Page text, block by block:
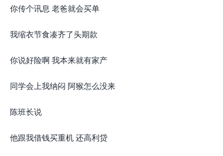
你传个讯息 老爸就会买单
我缩衣节食凑齐了头期款
你说好险啊 我本来就有家产
同学会上我纳闷 阿猴怎么没来
陈班长说
他跟我借钱买重机 还高利贷